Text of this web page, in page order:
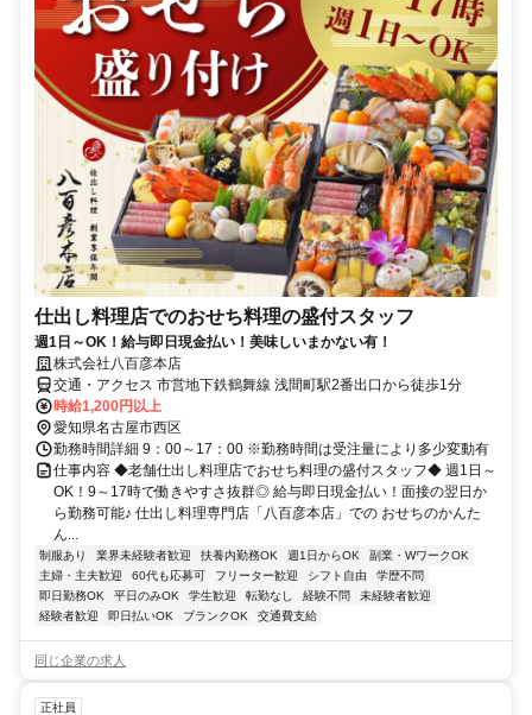
仕出し料理店でのおせち料理の盛付スタッフ
週1日～OK！給与即日現金払い！美味しいまかない有！
株式会社八百彦本店
交通・アクセス 市営地下鉄鶴舞線 浅間町駅2番出口から徒歩1分
時給1,200円以上
愛知県名古屋市西区
勤務時間詳細 9：00～17：00 ※勤務時間は受注量により多少変動有
仕事内容 ◆老舗仕出し料理店でおせち料理の盛付スタッフ◆ 週1日～
OK！9～17時で働きやすさ抜群◎ 給与即日現金払い！面接の翌日か
ら勤務可能♪ 仕出し料理専門店「八百彦本店」での おせちのかんた
ん...
制服あり 業界未経験者歓迎 扶養内勤務OK 週1日からOK
副業・WワークOK
主婦・主夫歓迎
60代も応募可 フリーター歓迎 シフト自由
学歴不問
即日勤務OK
平日のみOK 学生歓迎 転勤なし 経験不問
未経験者歓迎
経験者歓迎
即日払いOK ブランクOK 交通費支給
同じ企業の求人
正社員